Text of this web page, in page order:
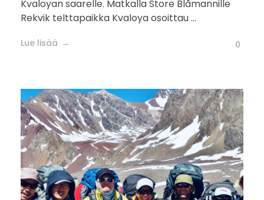
Kvaloyan saarelle. Matkalla Store Blåmannille
Rekvik telttapaikka Kvaloya osoittau ...
Lue lisää 0